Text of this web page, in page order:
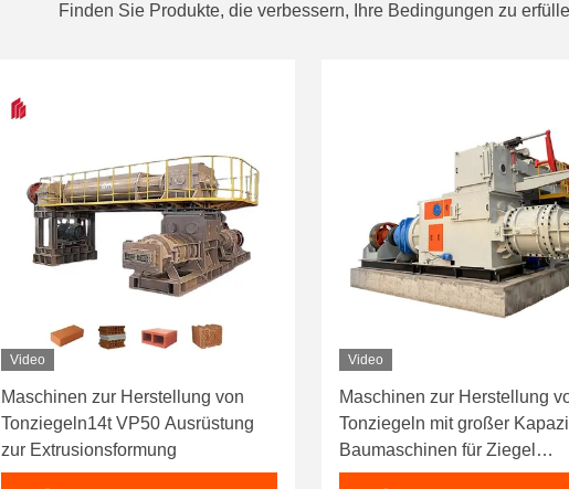
Finden Sie Produkte, die verbessern, Ihre Bedingungen zu
Video
Maschinen zur Herstellung von
Tonziegeln14t VP50 Ausrüstung
zur Extrusionsformung
Video
Maschinen zur Herstellung
Tonziegeln mit großer
Baumaschinen für Ziegel
Baumaschinen